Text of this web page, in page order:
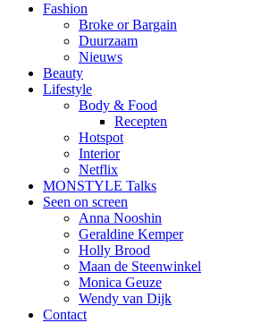
Fashion
Broke or Bargain
Duurzaam
Nieuws
Beauty
Lifestyle
Body & Food
Recepten
Hotspot
Interior
Netflix
MONSTYLE Talks
Seen on screen
Anna Nooshin
Geraldine Kemper
Holly Brood
Maan de Steenwinkel
Monica Geuze
Wendy van Dijk
Contact